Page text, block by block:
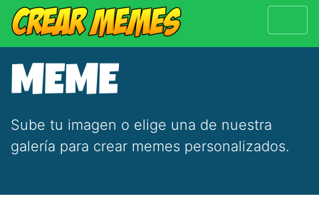
MEME
Sube tu imagen o elige una de nuestra
galería para crear memes personalizados.